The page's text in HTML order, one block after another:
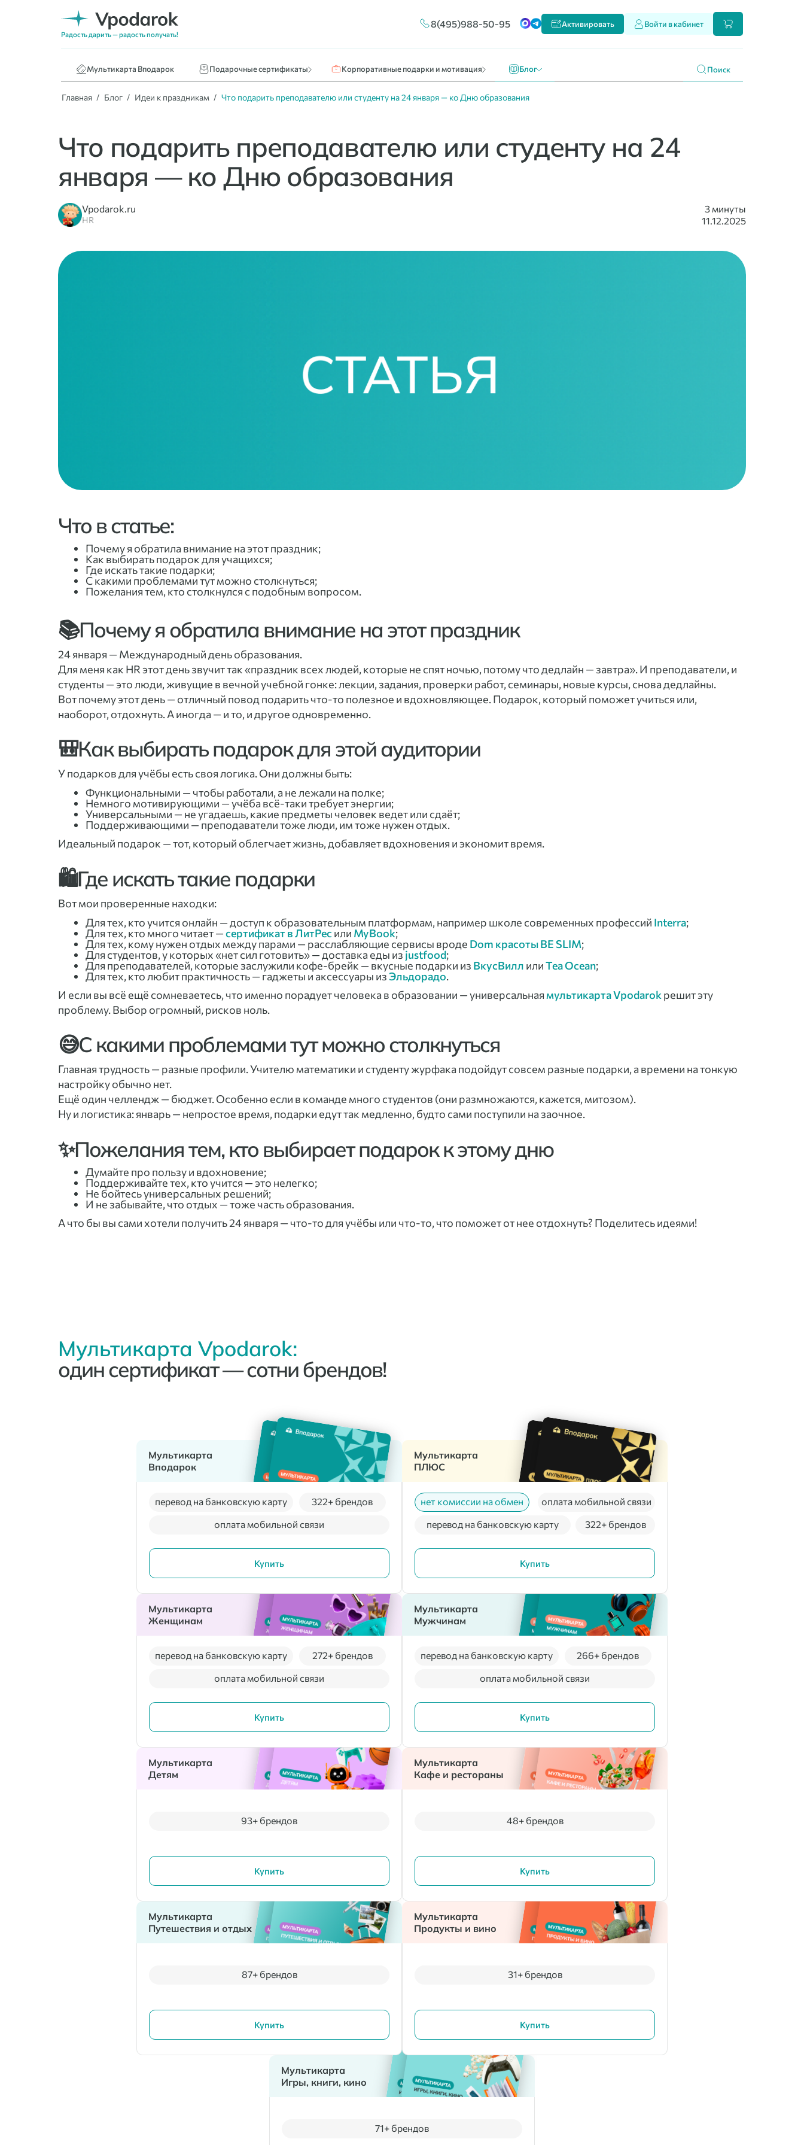
Радость дарить — радость получать!
8(495)988-50-95 Активировать Войти в кабинет
Мультикарта Вподарок Подарочные сертификаты
Кино, театр, развлечения
Книги
Корпоративные подарки и мотивация
Массовые выплаты
Блог
О нас и наших продуктах
Идеи к праздникам
Поиск
Главная Блог Идеи к праздникам Что подарить преподавателю или студенту на 24 января — ко Дню образования
Что подарить преподавателю или студенту на 24
января — ко Дню образования
Vpodarok.ru
HR
3 минуты
11.12.2025
Что в статье:
Почему я обратила внимание на этот праздник;
Как выбирать подарок для учащихся;
Где искать такие подарки;
С какими проблемами тут можно столкнуться;
Пожелания тем, кто столкнулся с подобным вопросом.
📚Почему я обратила внимание на этот праздник
24 января — Международный день образования.
Для меня как HR этот день звучит так «праздник всех людей, которые не спят ночью, потому что дедлайн — завтра». И преподаватели, и
студенты — это люди, живущие в вечной учебной гонке: лекции, задания, проверки работ, семинары, новые курсы, снова дедлайны.
Вот почему этот день — отличный повод подарить что-то полезное и вдохновляющее. Подарок, который поможет учиться или,
наоборот, отдохнуть. А иногда — и то, и другое одновременно.
🎒Как выбирать подарок для этой аудитории
У подарков для учёбы есть своя логика. Они должны быть:
Функциональными — чтобы работали, а не лежали на полке;
Немного мотивирующими — учёба всё-таки требует энергии;
Универсальными — не угадаешь, какие предметы человек ведет или сдаёт;
Поддерживающими — преподаватели тоже люди, им тоже нужен отдых.
Идеальный подарок — тот, который облегчает жизнь, добавляет вдохновения и экономит время.
🛍️Где искать такие подарки
Вот мои проверенные находки:
Для тех, кто учится онлайн — доступ к образовательным платформам, например школе современных профессий Interra;
Для тех, кто много читает —сертификат в ЛитРес или MyBook;
Для тех, кому нужен отдых между парами — расслабляющие сервисы вроде Dom красоты BE SLIM;
Для студентов, у которых «нет сил готовить» — доставка еды изjustfood;
Для преподавателей, которые заслужили кофе-брейк — вкусные подарки из ВкусВилл илиTea Ocean;
Для тех, кто любит практичность — гаджеты и аксессуары из Эльдорадо.
И если вы всё ещё сомневаетесь, что именно порадует человека в образовании — универсальнаямультикарта Vpodarok решит эту
проблему. Выбор огромный, рисков ноль.
😅С какими проблемами тут можно столкнуться
Главная трудность — разные профили. Учителю математики и студенту журфака подойдут совсем разные подарки, а времени на тонкую
настройку обычно нет.
Ещё один челлендж — бюджет. Особенно если в команде много студентов (они размножаются, кажется, митозом).
Ну и логистика: январь — непростое время, подарки едут так медленно, будто сами поступили на заочное.
✨Пожелания тем, кто выбирает подарок к этому дню
Думайте про пользу и вдохновение;
Поддерживайте тех, кто учится — это нелегко;
Не бойтесь универсальных решений;
И не забывайте, что отдых — тоже часть образования.
А что бы вы сами хотели получить 24 января — что-то для учёбы или что-то, что поможет от нее отдохнуть? Поделитесь идеями!
Мультикарта Vpodarok:
один сертификат — сотни брендов!
Мультикарта
Вподарок
оплата мобильной связи
перевод на банковскую карту 322+ брендов
Купить
Мультикарта
ПЛЮС
нет комиссии на обмен
оплата мобильной связи
перевод на банковскую карту
322+ брендов
Купить
Мультикарта
Женщинам
оплата мобильной связи
перевод на банковскую карту 272+ брендов
Купить
Мультикарта
Мужчинам
оплата мобильной связи
перевод на банковскую карту 266+ брендов
Купить
Мультикарта
Детям
93+ брендов
Купить
Мультикарта
Кафе и рестораны
48+ брендов
Купить
Мультикарта
Путешествия и отдых
87+ брендов
Купить
Мультикарта
Продукты и вино
31+ брендов
Купить
Мультикарта
Игры, книги, кино
71+ брендов